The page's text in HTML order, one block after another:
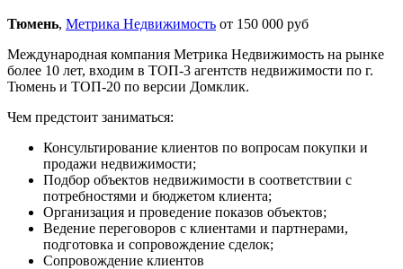
Тюмень‎, Метрика Недвижимость от 150 000 руб
Международная компания Метрика Недвижимость на рынке
более 10 лет, входим в ТОП-3 агентств недвижимости по г.
Тюмень и ТОП-20 по версии Домклик.
Чем предстоит заниматься:
Консультирование клиентов по вопросам покупки и
продажи недвижимости;
Подбор объектов недвижимости в соответствии с
потребностями и бюджетом клиента;
Организация и проведение показов объектов;
Ведение переговоров с клиентами и партнерами,
подготовка и сопровождение сделок;
Сопровождение клиентов